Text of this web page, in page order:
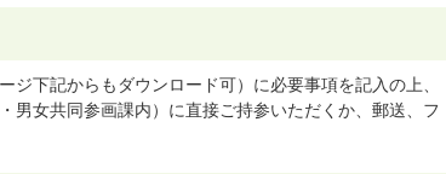
ジ下記からもダウンロード可）に必要事項を記入の上、
男女共同参画課内）に直接ご持参いただくか、郵送、フ